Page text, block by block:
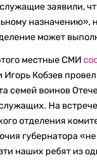
заявили,
назначению»,
может
местные СМИ
Игорь Кобзев
семей воинов
На
отделения
губернатора
наших ребят из